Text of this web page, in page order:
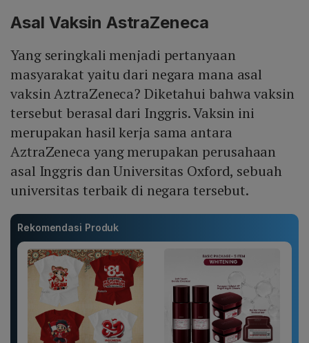
Asal Vaksin AstraZeneca
Yang seringkali menjadi pertanyaan
masyarakat yaitu dari negara mana asal
vaksin AztraZeneca? Diketahui bahwa vaksin
tersebut berasal dari Inggris. Vaksin ini
merupakan hasil kerja sama antara
AztraZeneca yang merupakan perusahaan
asal Inggris dan Universitas Oxford, sebuah
universitas terbaik di negara tersebut.
Rekomendasi Produk